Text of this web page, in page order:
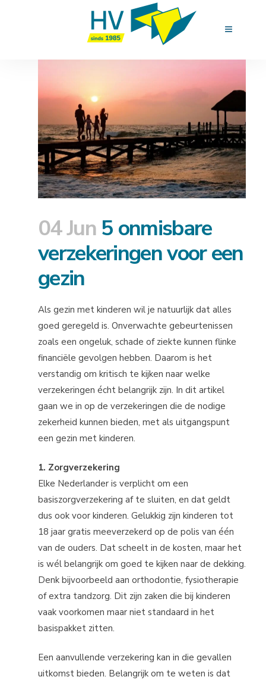
04 Jun5 onmisbare
verzekeringen voor een
gezin
Als gezin met kinderen wil je natuurlijk dat alles
goed geregeld is. Onverwachte gebeurtenissen
zoals een ongeluk, schade of ziekte kunnen flinke
financiële gevolgen hebben. Daarom is het
verstandig om kritisch te kijken naar welke
verzekeringen écht belangrijk zijn. In dit artikel
gaan we in op de verzekeringen die de nodige
zekerheid kunnen bieden, met als uitgangspunt
een gezin met kinderen.
1. Zorgverzekering
Elke Nederlander is verplicht om een
basiszorgverzekering af te sluiten, en dat geldt
dus ook voor kinderen. Gelukkig zijn kinderen tot
18 jaar gratis meeverzekerd op de polis van één
van de ouders. Dat scheelt in de kosten, maar het
is wél belangrijk om goed te kijken naar de dekking.
Denk bijvoorbeeld aan orthodontie, fysiotherapie
of extra tandzorg. Dit zijn zaken die bij kinderen
vaak voorkomen maar niet standaard in het
basispakket zitten.
Een aanvullende verzekering kan in die gevallen
uitkomst bieden. Belangrijk om te weten is dat